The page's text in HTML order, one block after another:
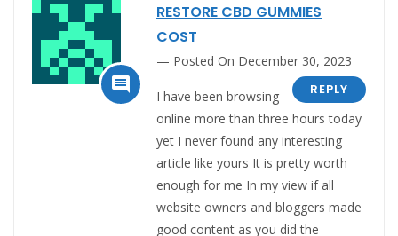

RESTORE CBD GUMMIES
COST
Posted On December 30, 2023
REPLY
I have been browsing
online more than three hours today
yet I never found any interesting
article like yours It is pretty worth
enough for me In my view if all
website owners and bloggers made
good content as you did the